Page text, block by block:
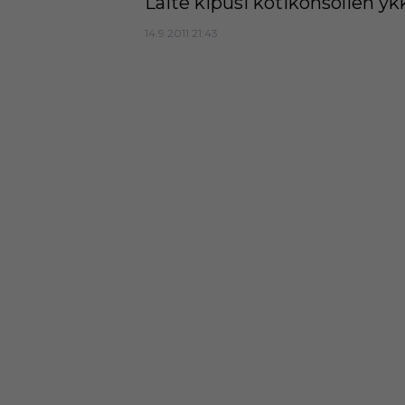
14.9.2011 21:43